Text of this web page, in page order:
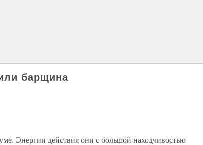
барщина
Энергии действия они с большой находчивостью